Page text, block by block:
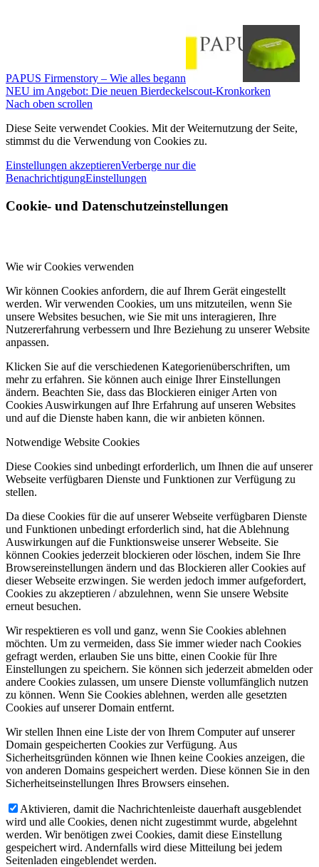
PAPUS Firmenstory – Wie alles begann
NEU im Angebot: Die neuen Bierdeckelscout-Kronkorken
Nach oben scrollen
Diese Seite verwendet Cookies. Mit der Weiternutzung der Seite,
stimmst du die Verwendung von Cookies zu.
Einstellungen akzeptierenVerberge nur die
BenachrichtigungEinstellungen
Cookie- und Datenschutzeinstellungen
Wie wir Cookies verwenden
Wir können Cookies anfordern, die auf Ihrem Gerät eingestellt
werden. Wir verwenden Cookies, um uns mitzuteilen, wenn Sie
unsere Websites besuchen, wie Sie mit uns interagieren, Ihre
Nutzererfahrung verbessern und Ihre Beziehung zu unserer Website
anpassen.
Klicken Sie auf die verschiedenen Kategorienüberschriften, um
mehr zu erfahren. Sie können auch einige Ihrer Einstellungen
ändern. Beachten Sie, dass das Blockieren einiger Arten von
Cookies Auswirkungen auf Ihre Erfahrung auf unseren Websites
und auf die Dienste haben kann, die wir anbieten können.
Notwendige Website Cookies
Diese Cookies sind unbedingt erforderlich, um Ihnen die auf unserer
Webseite verfügbaren Dienste und Funktionen zur Verfügung zu
stellen.
Da diese Cookies für die auf unserer Webseite verfügbaren Dienste
und Funktionen unbedingt erforderlich sind, hat die Ablehnung
Auswirkungen auf die Funktionsweise unserer Webseite. Sie
können Cookies jederzeit blockieren oder löschen, indem Sie Ihre
Browsereinstellungen ändern und das Blockieren aller Cookies auf
dieser Webseite erzwingen. Sie werden jedoch immer aufgefordert,
Cookies zu akzeptieren / abzulehnen, wenn Sie unsere Website
erneut besuchen.
Wir respektieren es voll und ganz, wenn Sie Cookies ablehnen
möchten. Um zu vermeiden, dass Sie immer wieder nach Cookies
gefragt werden, erlauben Sie uns bitte, einen Cookie für Ihre
Einstellungen zu speichern. Sie können sich jederzeit abmelden oder
andere Cookies zulassen, um unsere Dienste vollumfänglich nutzen
zu können. Wenn Sie Cookies ablehnen, werden alle gesetzten
Cookies auf unserer Domain entfernt.
Wir stellen Ihnen eine Liste der von Ihrem Computer auf unserer
Domain gespeicherten Cookies zur Verfügung. Aus
Sicherheitsgründen können wie Ihnen keine Cookies anzeigen, die
von anderen Domains gespeichert werden. Diese können Sie in den
Sicherheitseinstellungen Ihres Browsers einsehen.
Aktivieren, damit die Nachrichtenleiste dauerhaft ausgeblendet
wird und alle Cookies, denen nicht zugestimmt wurde, abgelehnt
werden. Wir benötigen zwei Cookies, damit diese Einstellung
gespeichert wird. Andernfalls wird diese Mitteilung bei jedem
Seitenladen eingeblendet werden.